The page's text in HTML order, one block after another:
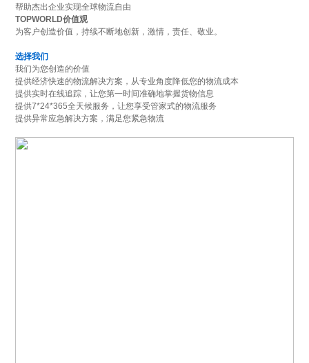
帮助杰出企业实现全球物流自由
TOPWORLD价值观
为客户创造价值，持续不断地创新，激情，责任、敬业。
选择我们
我们为您创造的价值
提供经济快速的物流解决方案，从专业角度降低您的物流成本
提供实时在线追踪，让您第一时间准确地掌握货物信息
提供7*24*365全天候服务，让您享受管家式的物流服务
提供异常应急解决方案，满足您紧急物流